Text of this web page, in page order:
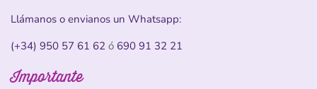
Llámanos o envianos un Whatsapp:
(+34) 950 57 61 62 ó 690 91 32 21
Importante